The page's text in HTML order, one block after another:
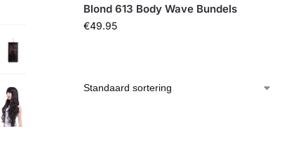
Blond 613 Body Wave Bundels
€49.95